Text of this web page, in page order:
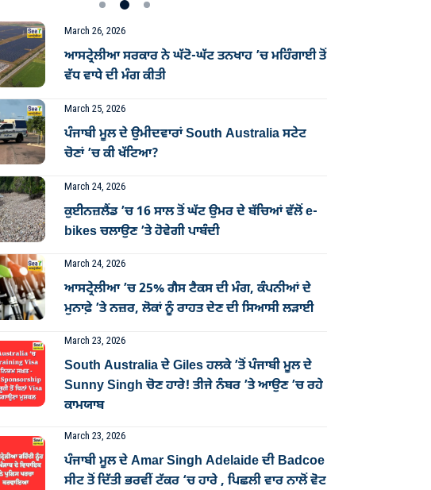
March 26, 2026
ਆਸਟ੍ਰੇਲੀਆ ਸਰਕਾਰ ਨੇ ਘੱਟੋ-ਘੱਟ ਤਨਖਾਹ ’ਚ ਮਹਿੰਗਾਈ ਤੋਂ
ਵੱਧ ਵਾਧੇ ਦੀ ਮੰਗ ਕੀਤੀ
March 25, 2026
ਪੰਜਾਬੀ ਮੂਲ ਦੇ ਉਮੀਦਵਾਰਾਂ South Australia ਸਟੇਟ
ਚੋਣਾਂ ’ਚ ਕੀ ਖੱਟਿਆ?
March 24, 2026
ਕੁਈਨਜ਼ਲੈਂਡ ’ਚ 16 ਸਾਲ ਤੋਂ ਘੱਟ ਉਮਰ ਦੇ ਬੱਚਿਆਂ ਵੱਲੋਂ e-
bikes ਚਲਾਉਣ ’ਤੇ ਹੋਵੇਗੀ ਪਾਬੰਦੀ
March 24, 2026
ਆਸਟ੍ਰੇਲੀਆ ’ਚ 25% ਗੈਸ ਟੈਕਸ ਦੀ ਮੰਗ, ਕੰਪਨੀਆਂ ਦੇ
ਮੁਨਾਫ਼ੇ ’ਤੇ ਨਜ਼ਰ, ਲੋਕਾਂ ਨੂੰ ਰਾਹਤ ਦੇਣ ਦੀ ਸਿਆਸੀ ਲੜਾਈ
March 23, 2026
South Australia ਦੇ Giles ਹਲਕੇ ’ਤੋਂ ਪੰਜਾਬੀ ਮੂਲ ਦੇ
Sunny Singh ਚੋਣ ਹਾਰੇ! ਤੀਜੇ ਨੰਬਰ ’ਤੇ ਆਉਣ ’ਚ ਰਹੇ
ਕਾਮਯਾਬ
March 23, 2026
ਪੰਜਾਬੀ ਮੂਲ ਦੇ Amar Singh Adelaide ਦੀ Badcoe
ਸੀਟ ਤੋਂ ਦਿੱਤੀ ਭਰਵੀਂ ਟੱਕਰ ‘ਚ ਹਾਰੇ , ਪਿਛਲੀ ਵਾਰ ਨਾਲੋਂ ਵੋਟ